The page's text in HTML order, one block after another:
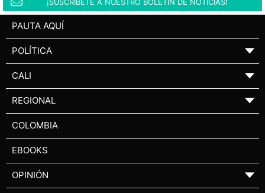
¡SUSCRÍBETE A NUESTRO BOLETÍN DE NOTICIAS!
PAUTA AQUÍ
POLÍTICA ▼
CALI ▼
REGIONAL ▼
COLOMBIA
EBOOKS
OPINIÓN ▼